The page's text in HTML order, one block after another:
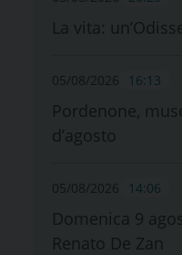
La vita:
05/08/2026 16:13
Pordenone,
d’agosto
05/08/2026 14:06
Domenica 9
Renato De Zan